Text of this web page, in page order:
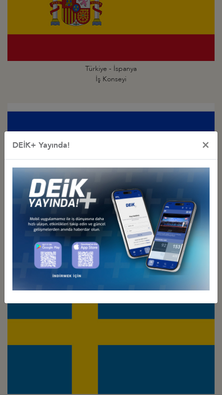
Türkiye - İspanya
İş Konseyi
Türkiye - İsrail
İş Konseyi
DEİK+ Yayında! ×